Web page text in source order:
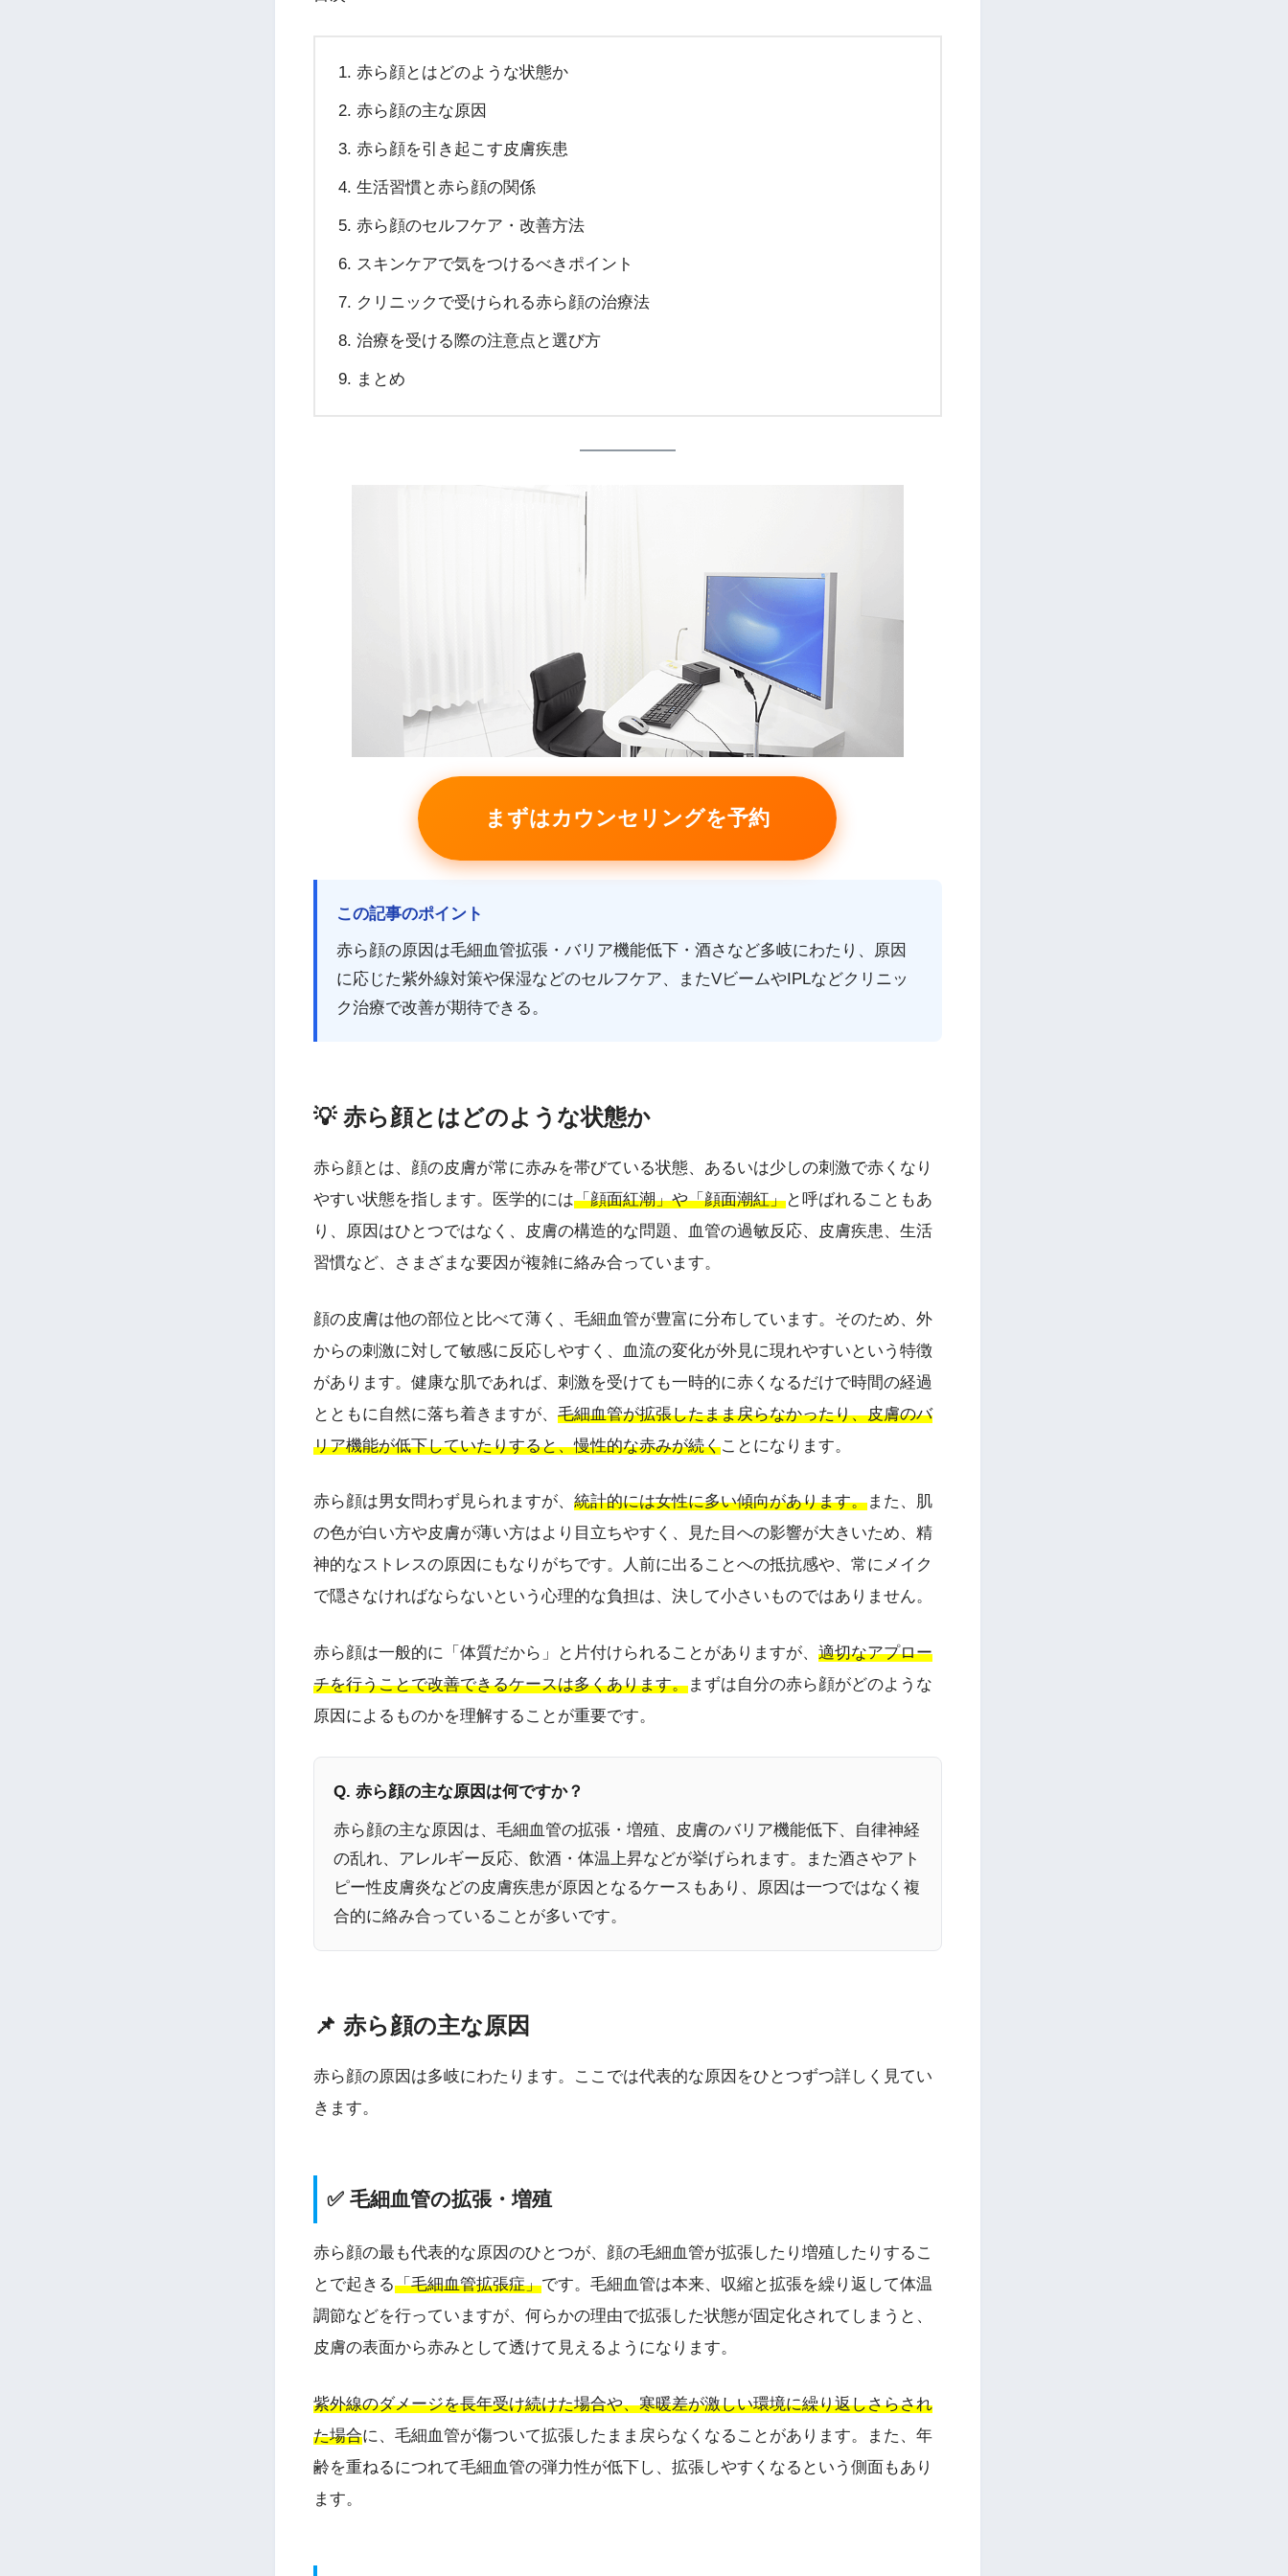
赤ら顔とはどのような状態か
赤ら顔の主な原因
赤ら顔を引き起こす皮膚疾患
生活習慣と赤ら顔の関係
赤ら顔のセルフケア・改善方法
スキンケアで気をつけるべきポイント
クリニックで受けられる赤ら顔の治療法
治療を受ける際の注意点と選び方
まとめ
まずはカウンセリングを予約
この記事のポイント
赤ら顔の原因は毛細血管拡張・バリア機能低下・酒さなど多岐にわたり、原因
に応じた紫外線対策や保湿などのセルフケア、またVビームやIPLなどクリニッ
ク治療で改善が期待できる。
💡 赤ら顔とはどのような状態か
赤ら顔とは、顔の皮膚が常に赤みを帯びている状態、あるいは少しの刺激で赤くなり
やすい状態を指します。医学的には「顔面紅潮」や「顔面潮紅」と呼ばれることもあ
り、原因はひとつではなく、皮膚の構造的な問題、血管の過敏反応、皮膚疾患、生活
習慣など、さまざまな要因が複雑に絡み合っています。
顔の皮膚は他の部位と比べて薄く、毛細血管が豊富に分布しています。そのため、外
からの刺激に対して敏感に反応しやすく、血流の変化が外見に現れやすいという特徴
があります。健康な肌であれば、刺激を受けても一時的に赤くなるだけで時間の経過
とともに自然に落ち着きますが、 毛細血管が拡張したまま戻らなかったり、皮膚のバ
リア機能が低下していたりすると、慢性的な赤みが続くことになります。
赤ら顔は男女問わず見られますが、 統計的には女性に多い傾向があります。また、肌
の色が白い方や皮膚が薄い方はより目立ちやすく、見た目への影響が大きいため、精
神的なストレスの原因にもなりがちです。人前に出ることへの抵抗感や、常にメイク
で隠さなければならないという心理的な負担は、決して小さいものではありません。
赤ら顔は一般的に「体質だから」と片付けられることがありますが、 適切なアプロー
チを行うことで改善できるケースは多くあります。まずは自分の赤ら顔がどのような
原因によるものかを理解することが重要です。
Q. 赤ら顔の主な原因は何ですか？
赤ら顔の主な原因は、毛細血管の拡張・増殖、皮膚のバリア機能低下、自律神経
の乱れ、アレルギー反応、飲酒・体温上昇などが挙げられます。また酒さやアト
ピー性皮膚炎などの皮膚疾患が原因となるケースもあり、原因は一つではなく複
合的に絡み合っていることが多いです。
📌 赤ら顔の主な原因
赤ら顔の原因は多岐にわたります。ここでは代表的な原因をひとつずつ詳しく見てい
きます。
✅ 毛細血管の拡張・増殖
赤ら顔の最も代表的な原因のひとつが、顔の毛細血管が拡張したり増殖したりするこ
とで起きる「毛細血管拡張症」です。毛細血管は本来、収縮と拡張を繰り返して体温
調節などを行っていますが、何らかの理由で拡張した状態が固定化されてしまうと、
皮膚の表面から赤みとして透けて見えるようになります。
紫外線のダメージを長年受け続けた場合や、寒暖差が激しい環境に繰り返しさらされ
た場合に、毛細血管が傷ついて拡張したまま戻らなくなることがあります。また、年
齢を重ねるにつれて毛細血管の弾力性が低下し、拡張しやすくなるという側面もあり
ます。